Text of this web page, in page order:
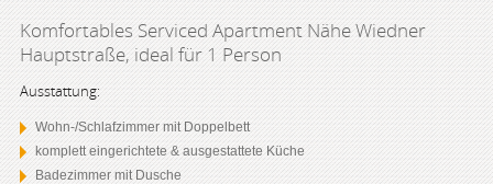
Komfortables Serviced Apartment Nähe Wiedner
Hauptstraße, ideal für 1 Person
Ausstattung:
Wohn-/Schlafzimmer mit Doppelbett
komplett eingerichtete & ausgestattete Küche
Badezimmer mit Dusche